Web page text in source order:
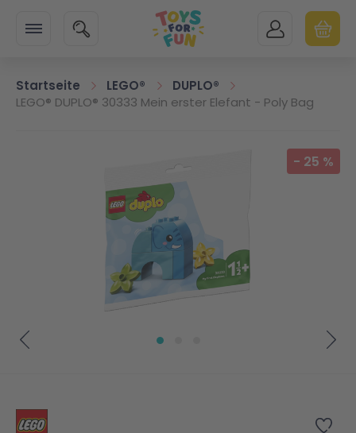
SUCHE MEIN KONTO
Startseite LEGO®
DUPLO®
LEGO® DUPLO® 30333 Mein erster Elefant - Poly Bag
- 25 %
Zur